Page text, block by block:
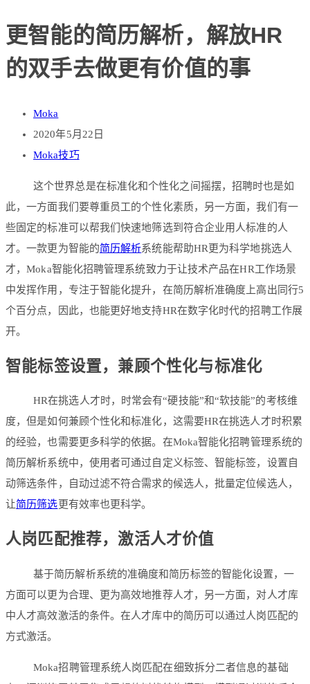
更智能的简历解析，解放HR
的双手去做更有价值的事
Moka
2020年5月22日
Moka技巧
这个世界总是在标准化和个性化之间摇摆，招聘时也是如
此，一方面我们要尊重员工的个性化素质，另一方面，我们有一
些固定的标准可以帮我们快速地筛选到符合企业用人标准的人
才。一款更为智能的简历解析系统能帮助HR更为科学地挑选人
才，Moka智能化招聘管理系统致力于让技术产品在HR工作场景
中发挥作用，专注于智能化提升，在简历解析准确度上高出同行5
个百分点，因此，也能更好地支持HR在数字化时代的招聘工作展
开。
智能标签设置，兼顾个性化与标准化
HR在挑选人才时，时常会有“硬技能”和“软技能”的考核维
度，但是如何兼顾个性化和标准化，这需要HR在挑选人才时积累
的经验，也需要更多科学的依据。在Moka智能化招聘管理系统的
简历解析系统中，使用者可通过自定义标签、智能标签，设置自
动筛选条件，自动过滤不符合需求的候选人，批量定位候选人，
让简历筛选更有效率也更科学。
人岗匹配推荐，激活人才价值
基于简历解析系统的准确度和简历标签的智能化设置，一
方面可以更为合理、更为高效地推荐人才，另一方面，对人才库
中人才高效激活的条件。在人才库中的简历可以通过人岗匹配的
方式激活。
Moka招聘管理系统人岗匹配在细致拆分二者信息的基础